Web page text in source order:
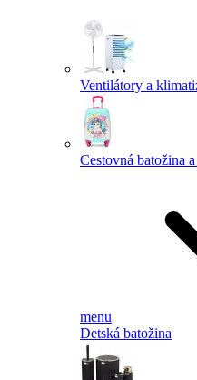
Ventilátory a
Cestovná batožina
menu
Detská batožina